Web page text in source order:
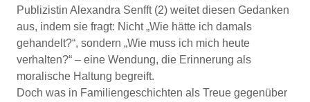
Publizistin Alexandra Senfft (2) weitet diesen Gedanken
aus, indem sie fragt: Nicht „Wie hätte ich damals
gehandelt?“, sondern „Wie muss ich mich heute
verhalten?“ – eine Wendung, die Erinnerung als
moralische Haltung begreift.
Doch was in Familiengeschichten als Treue gegenüber